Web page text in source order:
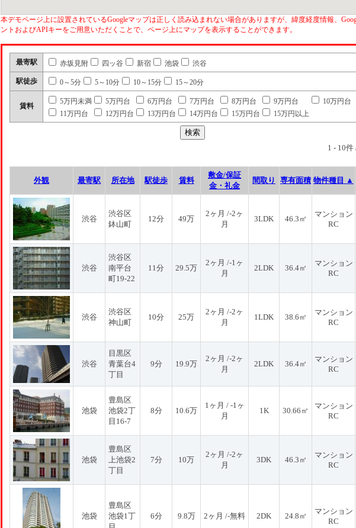
本デモページ上に設置されているGoogleマップは正しく読み込まれない場合がありますが、緯度経度情報、
ントおよびAPIキーをご用意いただくことで、ページ上にマップを表示することができます。
最寄駅 赤坂見附 四ッ谷 新宿 池袋 渋谷
駅徒歩 0～5分 5～10分 10～15分 15～20分
賃料
5万円未満 5万円台 6万円台 7万円台 8万円台 9万円台
10万円台
11万円台
12万円台 13万円台 14万円台 15万円台 15万円以上
1 - 10件
外観 最寄駅 所在地 駅徒歩 賃料
敷金/保証
金・礼金
間取り 専有面積 物件種目 ▲
渋谷
渋谷区
鉢山町
12分 49万
2ヶ月 /-2ヶ
月
3LDK 46.3㎡
マンション
RC
渋谷
渋谷区
南平台
町19-22
11分 29.5万
2ヶ月 /-1ヶ
月
2LDK 36.4㎡
マンション
RC
渋谷
渋谷区
神山町
10分 25万
2ヶ月 /-2ヶ
月
1LDK 38.6㎡
マンション
RC
渋谷
目黒区
青葉台4
丁目
9分 19.9万
2ヶ月 /-2ヶ
月
2LDK 36.4㎡
マンション
RC
池袋
豊島区
池袋2丁
目16-7
8分 10.6万
1ヶ月 / -1ヶ
月
1K 30.66㎡
マンション
RC
池袋
豊島区
上池袋2
丁目
7分 10万
2ヶ月 /-2ヶ
月
3DK 46.3㎡
マンション
RC
池袋
豊島区
池袋1丁
6分 9.8万 2ヶ月 /-無料 2DK 24.8㎡
マンション
RC